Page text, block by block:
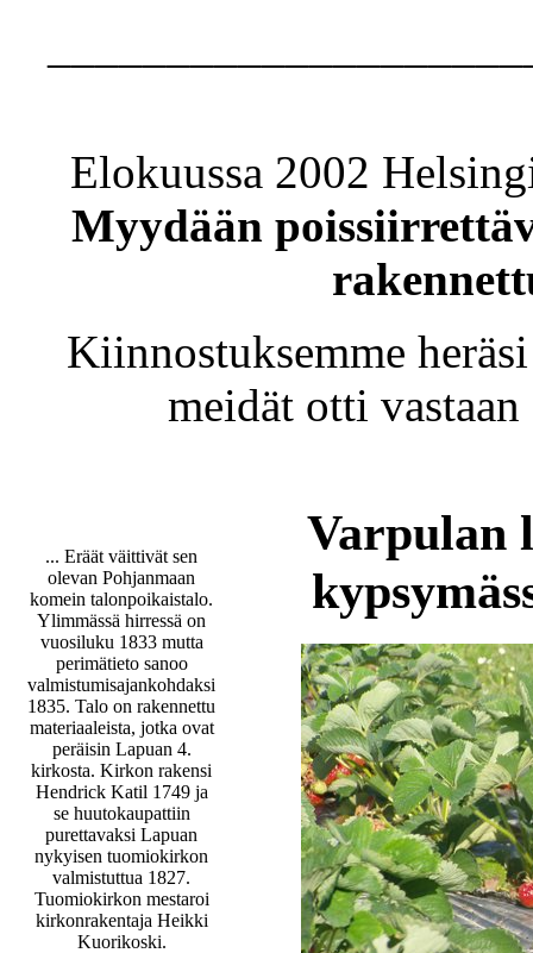
Elokuussa 2002
Myydään
Kiinnostuksemme
meidät otti
... Eräät väittivät sen
olevan Pohjanmaan
komein talonpoikaistalo.
Ylimmässä hirressä on
vuosiluku 1833 mutta
perimätieto sanoo
valmistumisajankohdaksi
1835. Talo on rakennettu
materiaaleista, jotka ovat
peräisin Lapuan 4.
kirkosta. Kirkon rakensi
Hendrick Katil 1749 ja
se huutokaupattiin
purettavaksi Lapuan
nykyisen tuomiokirkon
valmistuttua 1827.
Tuomiokirkon mestaroi
kirkonrakentaja Heikki
Kuorikoski.
Varpulan